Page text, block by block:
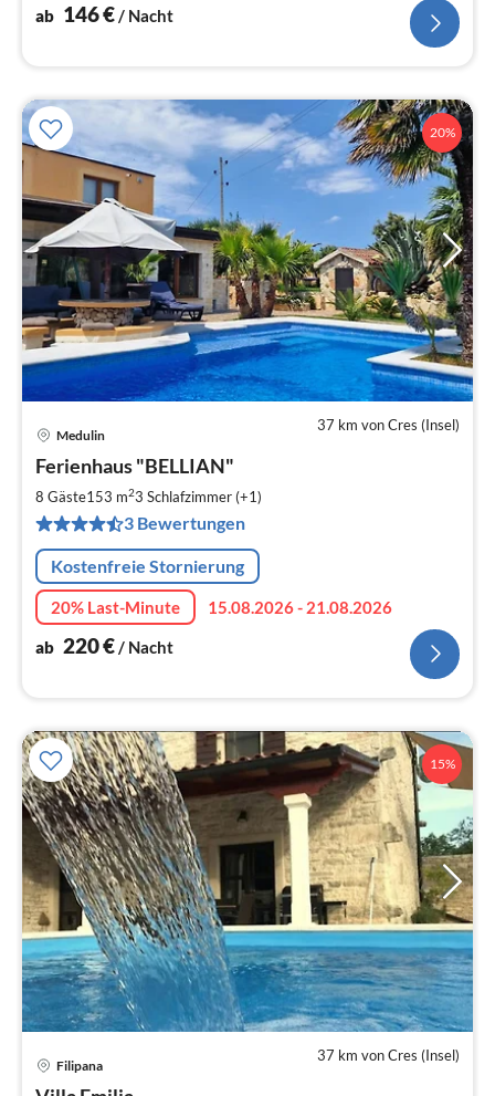
ab 146€/ Nacht
20%
37 km von Cres (Insel)
Medulin
Ferienhaus "BELLIAN"
8 Gäste153 m23 Schlafzimmer (+1)
3 Bewertungen
Kostenfreie Stornierung
20% Last-Minute
15.08.2026 - 21.08.2026
ab 220€ / Nacht
15%
37 km von Cres (Insel)
Filipana